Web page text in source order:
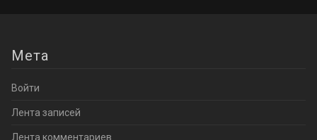
Мета
Войти
Лента записей
Лента комментариев